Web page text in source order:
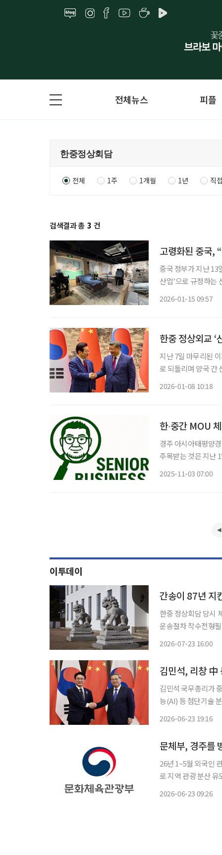
전체뉴스 피플
전체 1주 1개월 1년 직
검색결과 총 3 건
고령화된 중국,
중국 정부가 지난 13
산업’으로 규정하는
2026-01-15 09:57
한중 정상외교 ‘
지난 7일 마무리된
로 되돌리며 양국 간
2026-01-08 10:18
한∙중간 MOU
경주 아시아태평양
주목받는 것은 지난
2025-11-03 07:00
이투데이
간송이 87년 지
한중 정상회담 당시
운송절차 착수전형필 선생
2026-07-23 16:00
김민석, 리창
김민석 국무총리가
능(AI) 등 첨단기술
2026-06-23 19:16
문체부, 경주를
26년 1~5월 외국인
로 지역 관광 분산 유도 문화체육관광부는 한국관광공사와 함께 '2025년 아시아태
2026-06-23 09:26